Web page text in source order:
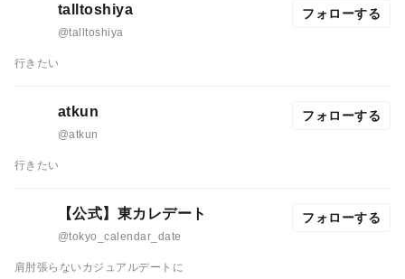
talltoshiya
@talltoshiya
フォローする
行きたい
atkun
@atkun
フォローする
行きたい
【公式】東カレデート
@tokyo_calendar_date
フォローする
肩肘張らないカジュアルデートに